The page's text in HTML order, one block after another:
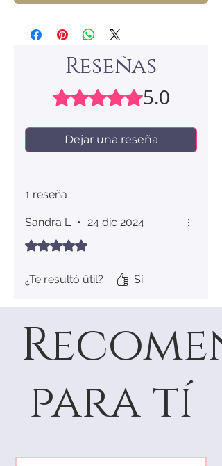
Reseñas
Obtuvo 5 de 5 estrellas.
5.0
Dejar una reseña
1 reseña
Sandra L • 24 dic 2024
Obtuvo 5 de 5 estrellas.
¿Te resultó útil? Sí
para tí